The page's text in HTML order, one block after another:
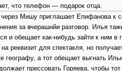
что телефон — подарок отца.
Мишу приглашает Епифанова к
за вчерашнйи разговор. Илья
и обещает как-нибудь зайти к ним в
на реквизит для спектакля, но
географу, а тот обещает выгнать
прессовать Горяева, чтобы